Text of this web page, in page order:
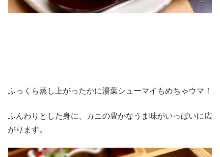
ふっくら蒸し上がったかに湯葉シューマイもめちゃウマ！
ふんわりとした身に、カニの豊かなうま味がいっぱいに広
がります。